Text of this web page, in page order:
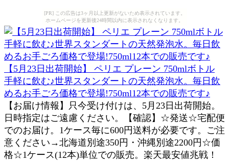
[PR] この広告は3ヶ月以上更新がないため表示されています。
ホームページを更新後24時間以内に表示されなくなります。
【5月23日出荷開始】 ペリエ プレーン 750mlボトル
手軽に飲む♪世界スタンダートの天然発泡水。毎日飲
めるお手ごろ価格で登場!750ml12本での販売です♪
【お届け情報】只今受け付けは、5月23日出荷開始。
日時指定はご遠慮ください。【確認】☆発送☆宅配便
でのお届け。1ケース毎に600円送料が必要です。ご注
意ください→北海道別途350円・沖縄別途2200円☆価
格☆1ケース(12本)単位での販売。楽天最安値兆戦！